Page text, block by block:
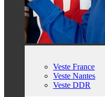
Veste France
Veste Nantes
Veste DDR